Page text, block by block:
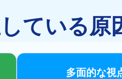
ている
多面的な視